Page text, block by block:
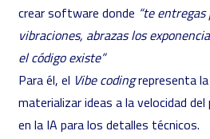
crear software donde “te
vibraciones, abrazas los
el código existe”
Para él, el Vibe codingrepresenta la
materializar ideas a la velocidad
en la IA para los detalles técnicos.